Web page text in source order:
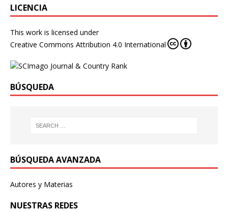
LICENCIA
This work is licensed under
Creative Commons Attribution 4.0 International
BÚSQUEDA
BÚSQUEDA AVANZADA
Autores y Materias
NUESTRAS REDES